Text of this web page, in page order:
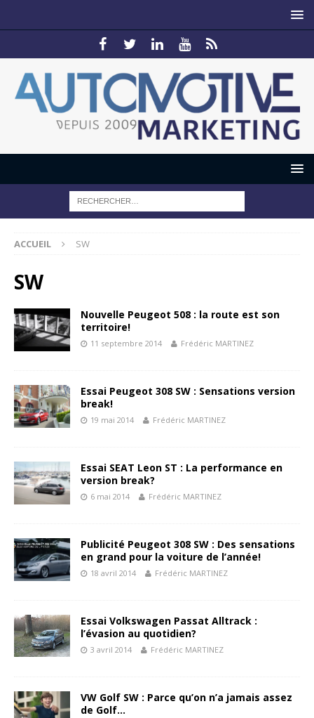
ACCUEIL SW
SW
Nouvelle Peugeot 508 : la route est son
territoire!
11 septembre 2014 Frédéric MARTINEZ
Essai Peugeot 308 SW : Sensations version
break!
19 mai 2014 Frédéric MARTINEZ
Essai SEAT Leon ST : La performance en
version break?
6 mai 2014 Frédéric MARTINEZ
Publicité Peugeot 308 SW : Des sensations
en grand pour la voiture de l’année!
18 avril 2014 Frédéric MARTINEZ
Essai Volkswagen Passat Alltrack :
l’évasion au quotidien?
3 avril 2014 Frédéric MARTINEZ
VW Golf SW : Parce qu’on n’a jamais assez
de Golf…